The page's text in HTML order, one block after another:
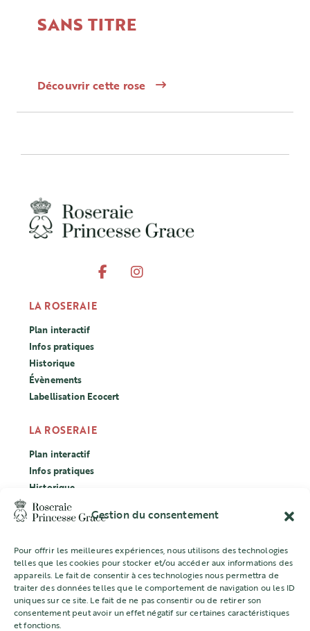
Gestion du consentement
Pour offrir les meilleures expériences, nous utilisons des technologies
telles que les cookies pour stocker et/ou accéder aux informations des
appareils. Le fait de consentir à ces technologies nous permettra de
traiter des données telles que le comportement de navigation ou les ID
uniques sur ce site. Le fait de ne pas consentir ou de retirer son
consentement peut avoir un effet négatif sur certaines caractéristiques
et fonctions.
SANS TITRE
Découvrir cette rose
LA ROSERAIE
Plan interactif
Infos pratiques
Historique
Évènements
Labellisation Ecocert
LA ROSERAIE
Plan interactif
Infos pratiques
Historique
Évènements
Labellisation Ecocert
CONCOURS
L’ASSOCIATION
Mentions légales